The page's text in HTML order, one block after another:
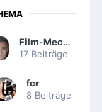
Film-Mechaniker
17 Beiträge
fcr
8 Beiträge